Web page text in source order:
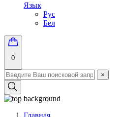
Язык
Рус
Бел
0
×